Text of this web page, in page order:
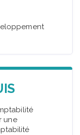
une